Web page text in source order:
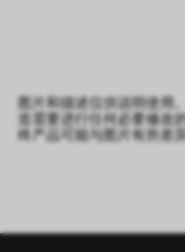
图片和描述仅供说明使用
造需要进行任何必要修改
终产品可能与图片有所差异